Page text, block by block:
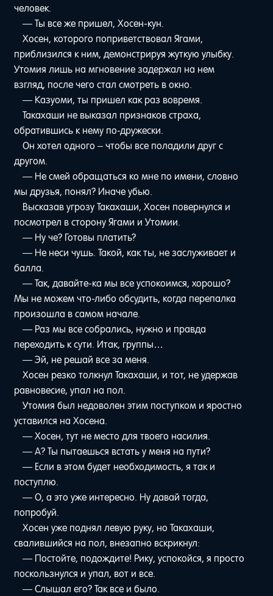
человек.
— Ты все же пришел, Хосен-кун.
Хосен, которого поприветствовал Ягами,
приблизился к ним, демонстрируя жуткую улыбку.
Утомия лишь на мгновение задержал на нем
взгляд, после чего стал смотреть в окно.
— Казуоми, ты пришел как раз вовремя.
Такахаши не выказал признаков страха,
обратившись к нему по-дружески.
Он хотел одного – чтобы все поладили друг с
другом.
— Не смей обращаться ко мне по имени, словно
мы друзья, понял? Иначе убью.
Высказав угрозу Такахаши, Хосен повернулся и
посмотрел в сторону Ягами и Утомии.
— Ну че? Готовы платить?
— Не неси чушь. Такой, как ты, не заслуживает и
балла.
— Так, давайте-ка мы все успокоимся, хорошо?
Мы не можем что-либо обсудить, когда перепалка
произошла в самом начале.
— Раз мы все собрались, нужно и правда
переходить к сути. Итак, группы…
— Эй, не решай все за меня.
Хосен резко толкнул Такахаши, и тот, не удержав
равновесие, упал на пол.
Утомия был недоволен этим поступком и яростно
уставился на Хосена.
— Хосен, тут не место для твоего насилия.
— А? Ты пытаешься встать у меня на пути?
— Если в этом будет необходимость, я так и
поступлю.
— О, а это уже интересно. Ну давай тогда,
попробуй.
Хосен уже поднял левую руку, но Такахаши,
свалившийся на пол, внезапно вскрикнул:
— Постойте, подождите! Рику, успокойся, я просто
поскользнулся и упал, вот и все.
— Слышал его? Так все и было.